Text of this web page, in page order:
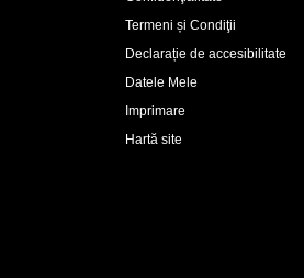
Termeni și Condiţii
Declarație de accesibilitate
Datele Mele
Imprimare
Hartă site